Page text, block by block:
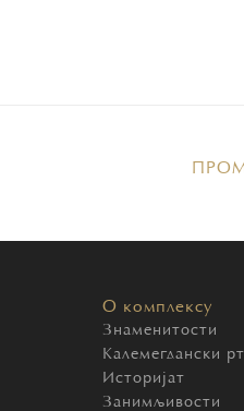
О комплексу
Знаменитости
Калемегдански рт
Историјат
Занимљивости